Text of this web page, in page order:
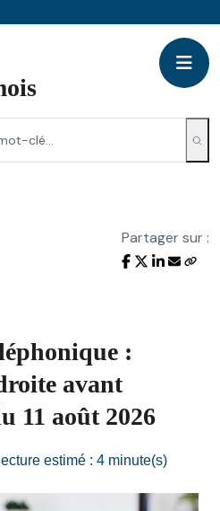
Partager sur :
:
avant
11 août 2026
estimé : 4 minute(s)